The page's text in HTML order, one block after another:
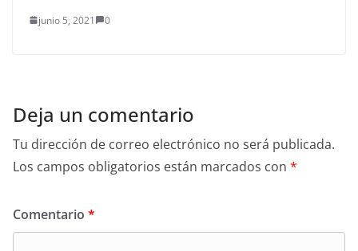
junio 5, 2021 0
Deja un comentario
Tu dirección de correo electrónico no será publicada.
Los campos obligatorios están marcados con *
Comentario *